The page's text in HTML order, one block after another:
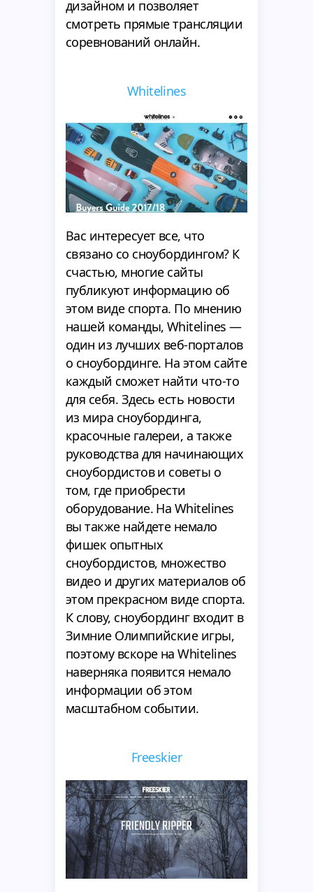
дизайном и позволяет
смотреть прямые трансляции
соревнований онлайн.
Whitelines
Вас интересует все, что
связано со сноубордингом? К
счастью, многие сайты
публикуют информацию об
этом виде спорта. По мнению
нашей команды, Whitelines —
один из лучших веб-порталов
о сноубординге. На этом сайте
каждый сможет найти что-то
для себя. Здесь есть новости
из мира сноубординга,
красочные галереи, а также
руководства для начинающих
сноубордистов и советы о
том, где приобрести
оборудование. На Whitelines
вы также найдете немало
фишек опытных
сноубордистов, множество
видео и других материалов об
этом прекрасном виде спорта.
К слову, сноубординг входит в
Зимние Олимпийские игры,
поэтому вскоре на Whitelines
наверняка появится немало
информации об этом
масштабном событии.
Freeskier